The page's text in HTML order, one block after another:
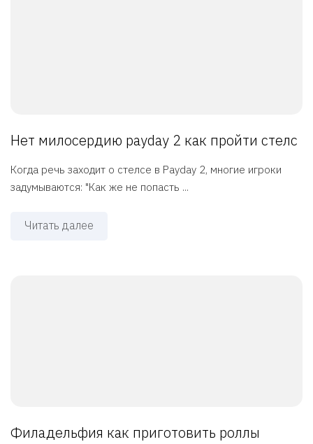
Нет милосердию payday 2 как пройти стелс
Когда речь заходит о стелсе в Payday 2, многие игроки
задумываются: "Как же не попасть ...
Читать далее
Филадельфия как приготовить роллы